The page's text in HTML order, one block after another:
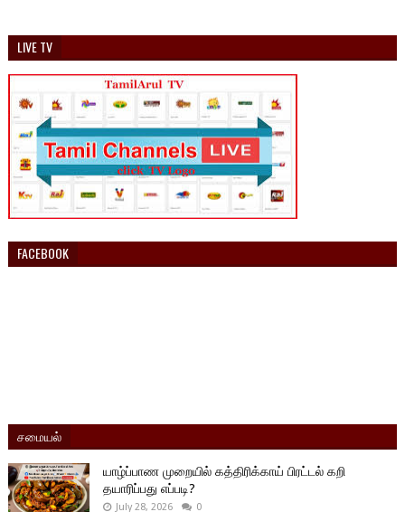
LIVE TV
FACEBOOK
சமையல்
யாழ்ப்பாண முறையில் கத்திரிக்காய் பிரட்டல் கறி
தயாரிப்பது எப்படி?
July 28, 2026 0